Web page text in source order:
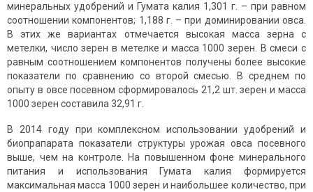
минеральных удобрений и Гумата калия 1,301 г. – при равном
соотношении компонентов; 1,188 г. – при доминировании овса.
В этих же вариантах отмечается высокая масса зерна с
метелки, число зерен в метелке и масса 1000 зерен. В смеси с
равным соотношением компонентов получены более высокие
показатели по сравнению со второй смесью. В среднем по
опыту в овсе посевном сформировалось 21,2 шт. зерен и масса
1000 зерен составила 32,91 г.
В 2014 году при комплексном использовании удобрений и
биопрапарата показатели структуры урожая овса посевного
выше, чем на контроле. На повышенном фоне минерального
питания и использования Гумата калия формируется
максимальная масса 1000 зерен и наибольшее количество, при